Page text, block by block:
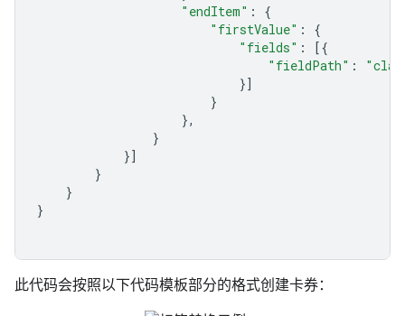
"endItem" :
{
"firstValue" :
{
"fields" :
[{
"fieldPath" :
}]
}
},
}
}]
}
}
}
此代码会按照以下代码模板部分的格式创建卡券：